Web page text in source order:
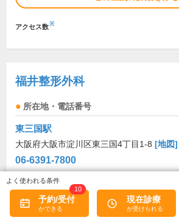
アクセス数※
福井整形外科
所在地・電話番号
東三国駅
大阪府大阪市淀川区東三国4丁目1-8 [地図]
06-6391-7800
診療科目
整形外科 リハビリテーション科
予約/受付
10
現在診療